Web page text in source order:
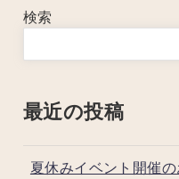
検索
最近の投稿
夏休みイベント開催の